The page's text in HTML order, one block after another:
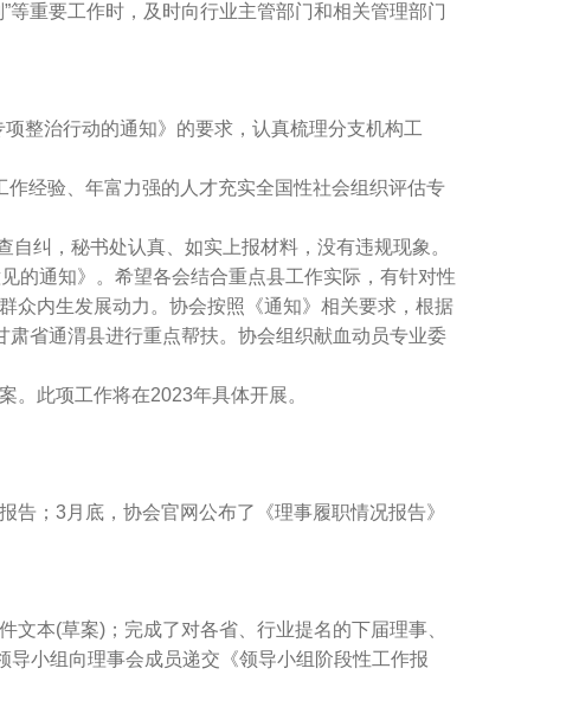
重要工作时，及时向行业主管部门和相关管理部门
治行动的通知》的要求，认真梳理分支机构工
经验、年富力强的人才充实全国性社会组织评估专
纠，秘书处认真、如实上报材料，没有违规现象。
通知》。希望各会结合重点县工作实际，有针对性
众内生发展动力。协会按照《通知》相关要求，根据
省通渭县进行重点帮扶。协会组织献血动员专业委
。此项工作将在2023年具体开展。
；3月底，协会官网公布了《理事履职情况报告》
本(草案)；完成了对各省、行业提名的下届理事、
小组向理事会成员递交《领导小组阶段性工作报